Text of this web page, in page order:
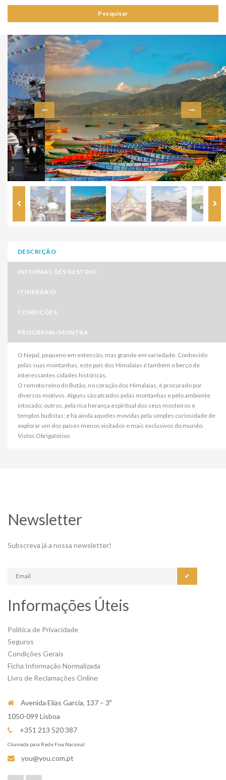
Pesquisar
DESCRIÇÃO
INFORMAÇÕES DESTINO
ITINERÁRIO
CONDIÇÕES
PROGRAMA/MONTRA
O Nepal, pequeno em extensão, mas grande em variedade. Conhecido
pelas suas montanhas, este país dos Himalaias é também o berço de
interessantes cidades históricas.
O remoto reino do Butão, no coração dos Himalaias, é procurado por
diversos motivos. Alguns são atraídos pelas montanhas e pelo ambiente
intocado; outros, pela rica herança espiritual dos seus mosteiros e
templos budistas; e há ainda aqueles movidas pela simples curiosidade de
explorar um dos países menos visitados e mais exclusivos do mundo.
Vistos Obrigatórios
Newsletter
Subscreva já a nossa newsletter!
✔
Informações Úteis
Política de Privacidade
Seguros
Condições Gerais
Ficha Informação Normalizada
Livro de Reclamações Online
Avenida Elias Garcia, 137 – 3º
1050-099 Lisboa
+351 213 520 387
Chamada para Rede Fixa Nacional
you@you.com.pt